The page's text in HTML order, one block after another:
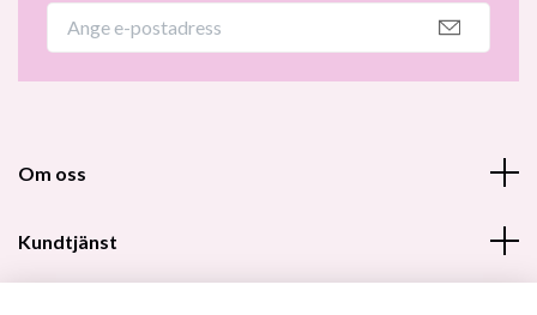
Om oss
Kundtjänst